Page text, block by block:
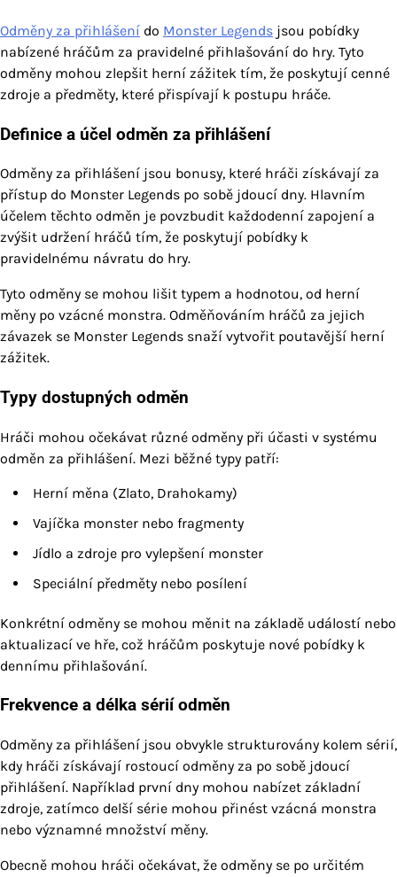
Odměny za přihlášení do Monster Legends jsou pobídky
nabízené hráčům za pravidelné přihlašování do hry. Tyto
odměny mohou zlepšit herní zážitek tím, že poskytují cenné
zdroje a předměty, které přispívají k postupu hráče.
Definice a účel odměn za přihlášení
Odměny za přihlášení jsou bonusy, které hráči získávají za
přístup do Monster Legends po sobě jdoucí dny. Hlavním
účelem těchto odměn je povzbudit každodenní zapojení a
zvýšit udržení hráčů tím, že poskytují pobídky k
pravidelnému návratu do hry.
Tyto odměny se mohou lišit typem a hodnotou, od herní
měny po vzácné monstra. Odměňováním hráčů za jejich
závazek se Monster Legends snaží vytvořit poutavější herní
zážitek.
Typy dostupných odměn
Hráči mohou očekávat různé odměny při účasti v systému
odměn za přihlášení. Mezi běžné typy patří:
Herní měna (Zlato, Drahokamy)
Vajíčka monster nebo fragmenty
Jídlo a zdroje pro vylepšení monster
Speciální předměty nebo posílení
Konkrétní odměny se mohou měnit na základě událostí nebo
aktualizací ve hře, což hráčům poskytuje nové pobídky k
dennímu přihlašování.
Frekvence a délka sérií odměn
Odměny za přihlášení jsou obvykle strukturovány kolem sérií,
kdy hráči získávají rostoucí odměny za po sobě jdoucí
přihlášení. Například první dny mohou nabízet základní
zdroje, zatímco delší série mohou přinést vzácná monstra
nebo významné množství měny.
Obecně mohou hráči očekávat, že odměny se po určitém